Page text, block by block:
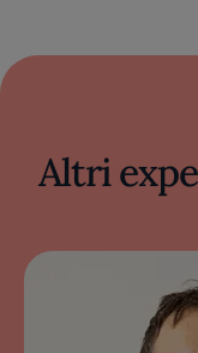
Fusco ha
grande
che
preparazione
Altri